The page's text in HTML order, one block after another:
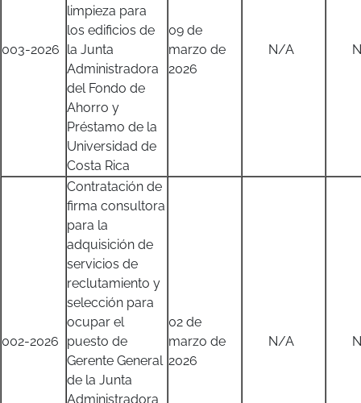
003-2026
limpieza para
los edificios de
la Junta
Administradora
del Fondo de
Ahorro y
Préstamo de la
Universidad de
Costa Rica
09 de
marzo de
2026
N/A
002-2026
Contratación de
firma consultora
para la
adquisición de
servicios de
reclutamiento y
selección para
ocupar el
puesto de
Gerente General
de la Junta
Administradora
02 de
marzo de
2026
N/A